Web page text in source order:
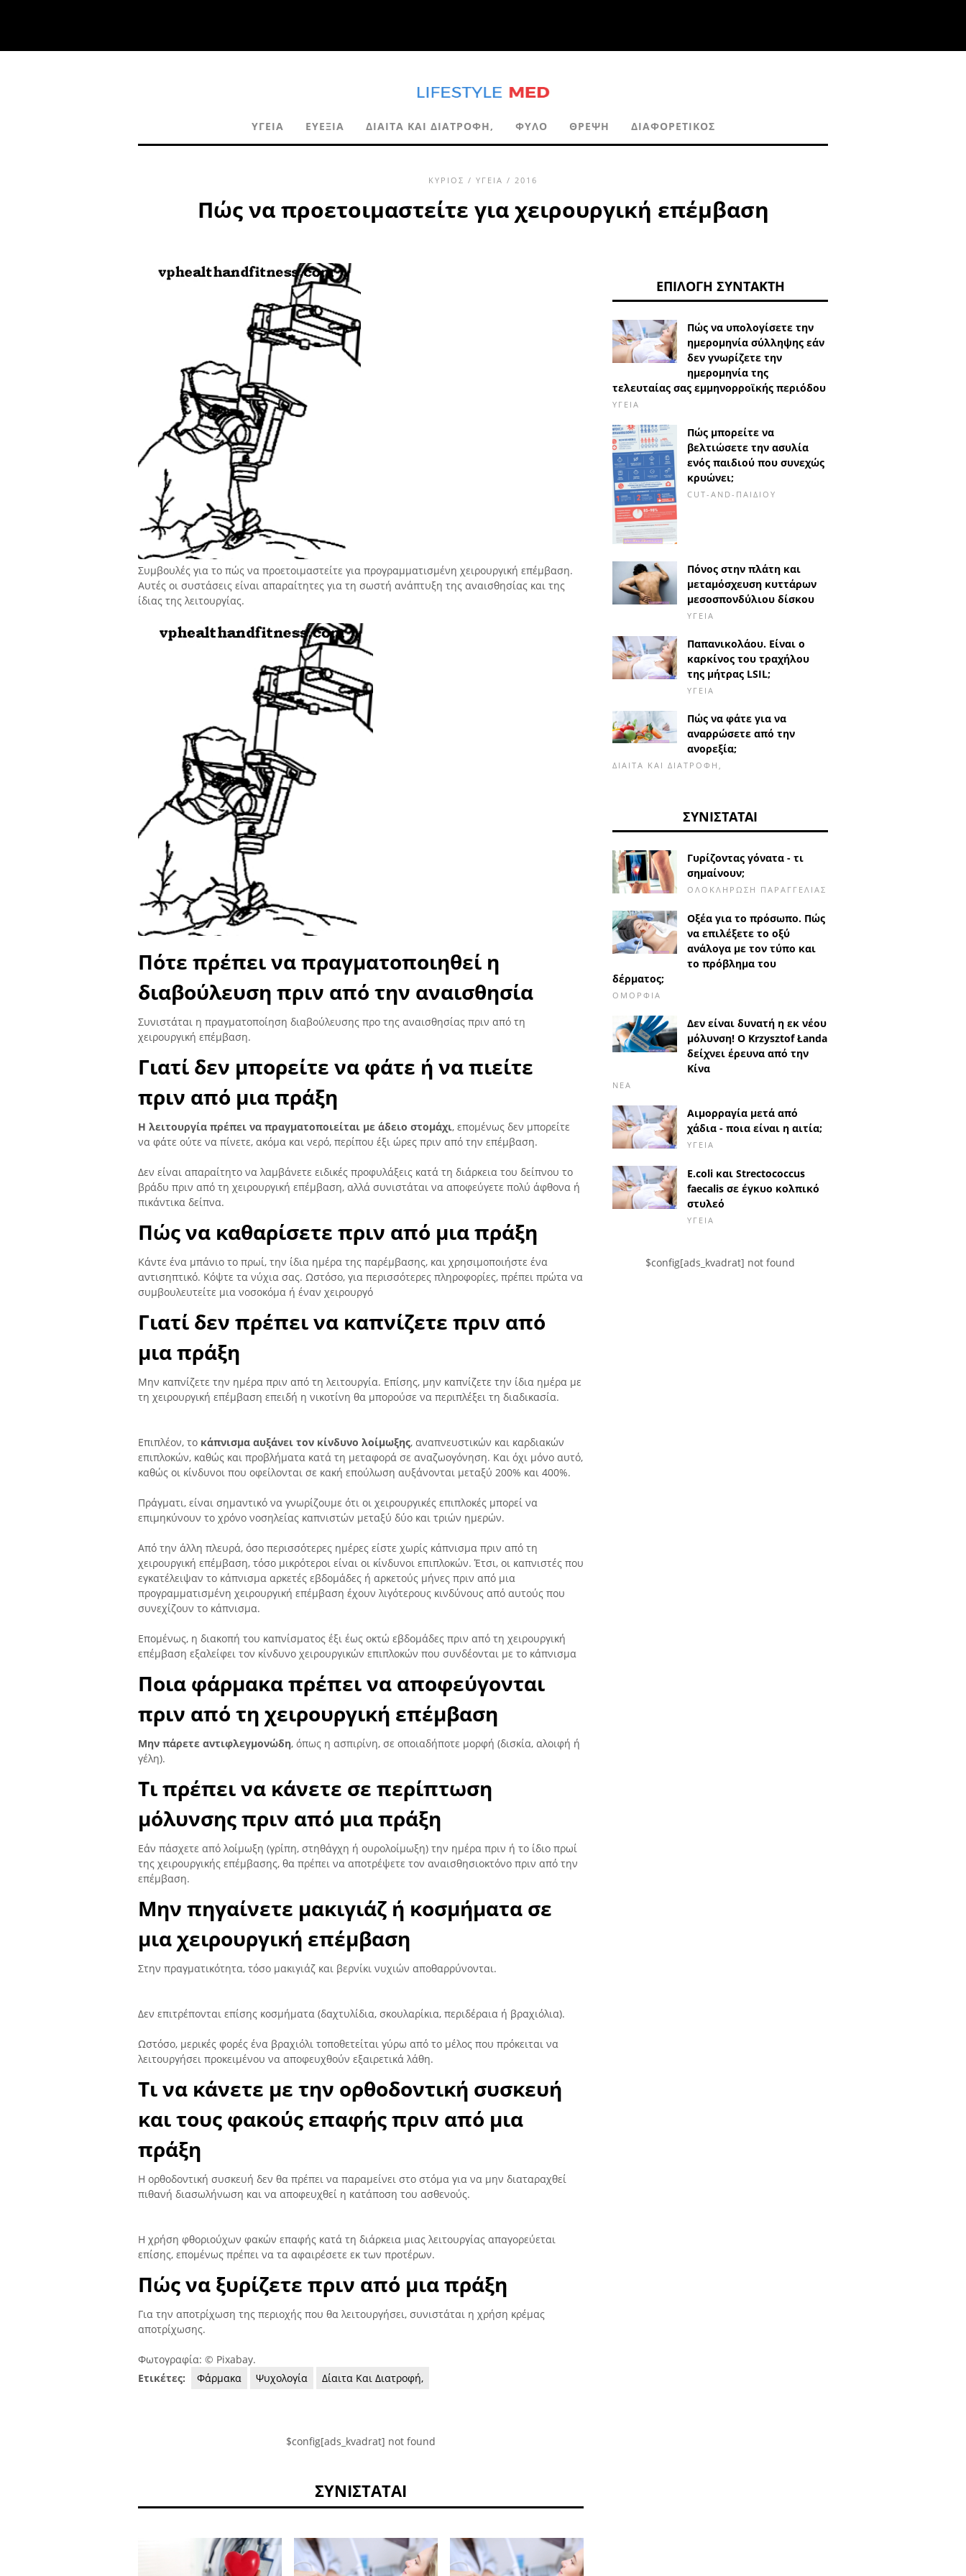
ΥΓΕΊΑ ΕΥΕΞΊΑ ΔΊΑΙΤΑ ΚΑΙ ΔΙΑΤΡΟΦΉ, ΦΎΛΟ ΘΡΈΨΗ ΔΙΑΦΟΡΕΤΙΚΌΣ
ΚΎΡΙΟΣ / ΥΓΕΊΑ / 2016
Πώς να προετοιμαστείτε για χειρουργική επέμβαση
Συμβουλές για το πώς να προετοιμαστείτε για προγραμματισμένη χειρουργική επέμβαση.
Αυτές οι συστάσεις είναι απαραίτητες για τη σωστή ανάπτυξη της αναισθησίας και της
ίδιας της λειτουργίας.
Πότε πρέπει να πραγματοποιηθεί η
διαβούλευση πριν από την αναισθησία
Συνιστάται η πραγματοποίηση διαβούλευσης προ της αναισθησίας πριν από τη
χειρουργική επέμβαση.
Γιατί δεν μπορείτε να φάτε ή να πιείτε
πριν από μια πράξη
Η λειτουργία πρέπει να πραγματοποιείται με άδειο στομάχι, επομένως δεν μπορείτε
να φάτε ούτε να πίνετε, ακόμα και νερό, περίπου έξι ώρες πριν από την επέμβαση.
Δεν είναι απαραίτητο να λαμβάνετε ειδικές προφυλάξεις κατά τη διάρκεια του δείπνου το
βράδυ πριν από τη χειρουργική επέμβαση, αλλά συνιστάται να αποφεύγετε πολύ άφθονα ή
πικάντικα δείπνα.
Πώς να καθαρίσετε πριν από μια πράξη
Κάντε ένα μπάνιο το πρωί, την ίδια ημέρα της παρέμβασης, και χρησιμοποιήστε ένα
αντισηπτικό. Κόψτε τα νύχια σας. Ωστόσο, για περισσότερες πληροφορίες, πρέπει πρώτα να
συμβουλευτείτε μια νοσοκόμα ή έναν χειρουργό
Γιατί δεν πρέπει να καπνίζετε πριν από
μια πράξη
Μην καπνίζετε την ημέρα πριν από τη λειτουργία. Επίσης, μην καπνίζετε την ίδια ημέρα με
τη χειρουργική επέμβαση επειδή η νικοτίνη θα μπορούσε να περιπλέξει τη διαδικασία.
Επιπλέον, το κάπνισμα αυξάνει τον κίνδυνο λοίμωξης, αναπνευστικών και καρδιακών
επιπλοκών, καθώς και προβλήματα κατά τη μεταφορά σε αναζωογόνηση. Και όχι μόνο αυτό,
καθώς οι κίνδυνοι που οφείλονται σε κακή επούλωση αυξάνονται μεταξύ 200% και 400%.
Πράγματι, είναι σημαντικό να γνωρίζουμε ότι οι χειρουργικές επιπλοκές μπορεί να
επιμηκύνουν το χρόνο νοσηλείας καπνιστών μεταξύ δύο και τριών ημερών.
Από την άλλη πλευρά, όσο περισσότερες ημέρες είστε χωρίς κάπνισμα πριν από τη
χειρουργική επέμβαση, τόσο μικρότεροι είναι οι κίνδυνοι επιπλοκών. Έτσι, οι καπνιστές που
εγκατέλειψαν το κάπνισμα αρκετές εβδομάδες ή αρκετούς μήνες πριν από μια
προγραμματισμένη χειρουργική επέμβαση έχουν λιγότερους κινδύνους από αυτούς που
συνεχίζουν το κάπνισμα.
Επομένως, η διακοπή του καπνίσματος έξι έως οκτώ εβδομάδες πριν από τη χειρουργική
επέμβαση εξαλείφει τον κίνδυνο χειρουργικών επιπλοκών που συνδέονται με το κάπνισμα
Ποια φάρμακα πρέπει να αποφεύγονται
πριν από τη χειρουργική επέμβαση
Μην πάρετε αντιφλεγμονώδη, όπως η ασπιρίνη, σε οποιαδήποτε μορφή (δισκία, αλοιφή ή
γέλη).
Τι πρέπει να κάνετε σε περίπτωση
μόλυνσης πριν από μια πράξη
Εάν πάσχετε από λοίμωξη (γρίπη, στηθάγχη ή ουρολοίμωξη) την ημέρα πριν ή το ίδιο πρωί
της χειρουργικής επέμβασης, θα πρέπει να αποτρέψετε τον αναισθησιοκτόνο πριν από την
επέμβαση.
Μην πηγαίνετε μακιγιάζ ή κοσμήματα σε
μια χειρουργική επέμβαση
Στην πραγματικότητα, τόσο μακιγιάζ και βερνίκι νυχιών αποθαρρύνονται.
Δεν επιτρέπονται επίσης κοσμήματα (δαχτυλίδια, σκουλαρίκια, περιδέραια ή βραχιόλια).
Ωστόσο, μερικές φορές ένα βραχιόλι τοποθετείται γύρω από το μέλος που πρόκειται να
λειτουργήσει προκειμένου να αποφευχθούν εξαιρετικά λάθη.
Τι να κάνετε με την ορθοδοντική συσκευή
και τους φακούς επαφής πριν από μια
πράξη
Η ορθοδοντική συσκευή δεν θα πρέπει να παραμείνει στο στόμα για να μην διαταραχθεί
πιθανή διασωλήνωση και να αποφευχθεί η κατάποση του ασθενούς.
Η χρήση φθοριούχων φακών επαφής κατά τη διάρκεια μιας λειτουργίας απαγορεύεται
επίσης, επομένως πρέπει να τα αφαιρέσετε εκ των προτέρων.
Πώς να ξυρίζετε πριν από μια πράξη
Για την αποτρίχωση της περιοχής που θα λειτουργήσει, συνιστάται η χρήση κρέμας
αποτρίχωσης.
Φωτογραφία: © Pixabay.
Ετικέτες:
Φάρμακα Ψυχολογία Δίαιτα Και Διατροφή,
$config[ads_kvadrat] not found
ΣΥΝΙΣΤΆΤΑΙ
ΕΠΙΛΟΓΉ ΣΥΝΤΆΚΤΗ
Πώς να υπολογίσετε την
ημερομηνία σύλληψης εάν
δεν γνωρίζετε την
ημερομηνία της
τελευταίας σας εμμηνορροϊκής περιόδου
ΥΓΕΊΑ
Πώς μπορείτε να
βελτιώσετε την ασυλία
ενός παιδιού που συνεχώς
κρυώνει;
CUT-AND-ΠΑΙΔΙΟΎ
Πόνος στην πλάτη και
μεταμόσχευση κυττάρων
μεσοσπονδύλιου δίσκου
ΥΓΕΊΑ
Παπανικολάου. Είναι ο
καρκίνος του τραχήλου
της μήτρας LSIL;
ΥΓΕΊΑ
Πώς να φάτε για να
αναρρώσετε από την
ανορεξία;
ΔΊΑΙΤΑ ΚΑΙ ΔΙΑΤΡΟΦΉ,
ΣΥΝΙΣΤΆΤΑΙ
Γυρίζοντας γόνατα - τι
σημαίνουν;
ΟΛΟΚΛΉΡΩΣΗ ΠΑΡΑΓΓΕΛΊΑΣ
Οξέα για το πρόσωπο. Πώς
να επιλέξετε το οξύ
ανάλογα με τον τύπο και
το πρόβλημα του
δέρματος;
ΟΜΟΡΦΙΆ
Δεν είναι δυνατή η εκ νέου
μόλυνση! Ο Krzysztof Łanda
δείχνει έρευνα από την
Κίνα
ΝΈΑ
Αιμορραγία μετά από
χάδια - ποια είναι η αιτία;
ΥΓΕΊΑ
E.coli και Strectococcus
faecalis σε έγκυο κολπικό
στυλεό
ΥΓΕΊΑ
$config[ads_kvadrat] not found